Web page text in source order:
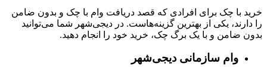
خرید با چک برای افرادی که قصد دریافت وام با چک و بدون ضامن
را دارند، یکی از بهترین گزینه‌هاست. در دیجی‌شهر شما می‌توانید
بدون ضامن و با یک برگ چک، خرید خود را انجام دهید.
وام سازمانی دیجی‌شهر